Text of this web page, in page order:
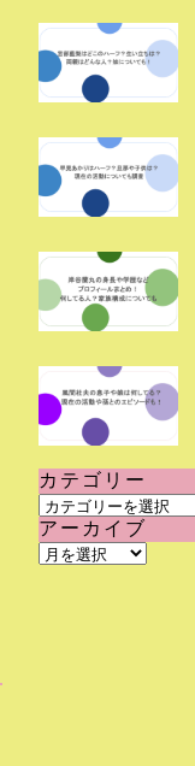
カテゴリー
カ
テ
ゴ
アーカイブ
ア